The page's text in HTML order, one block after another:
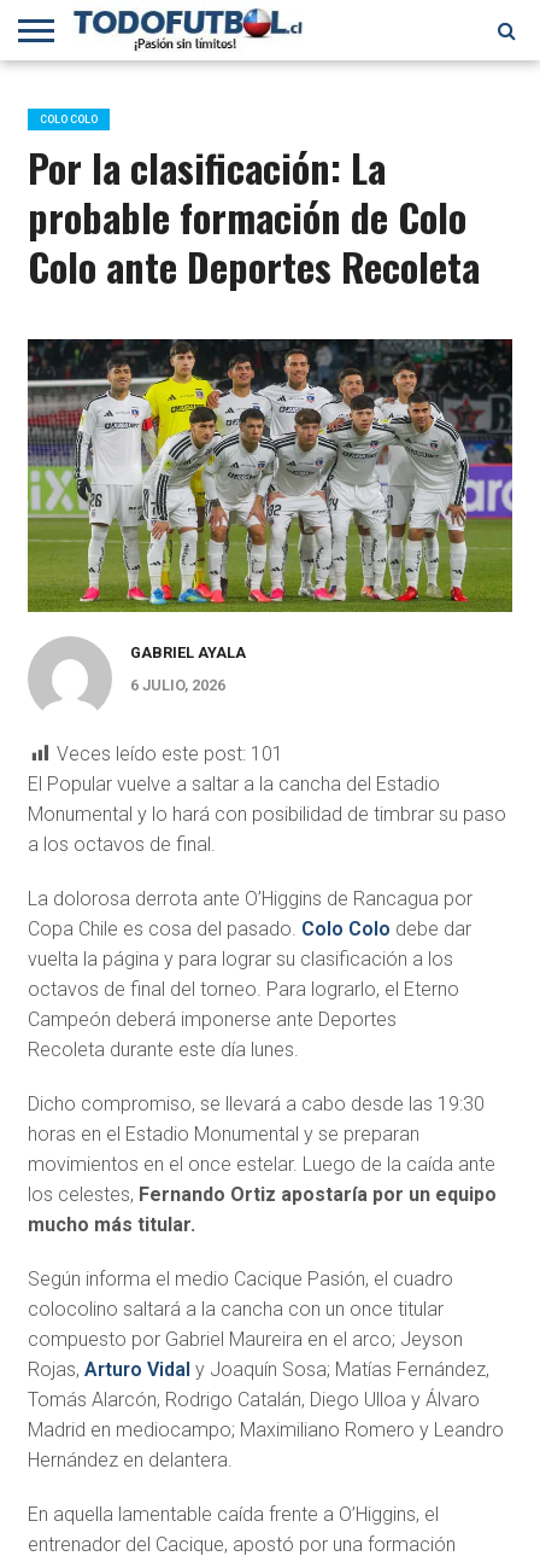
PRIMERA
B
SELECCIÓN
CHILENA
CHILENOS
EN EL
MUNDO
FÚTBOL
INTERNACIONAL
COLO COLO
Por la clasificación: La
probable formación de Colo
Colo ante Deportes Recoleta
GABRIEL AYALA
6 JULIO, 2026
Veces leído este post: 101
El Popular vuelve a saltar a la cancha del Estadio
Monumental y lo hará con posibilidad de timbrar su paso
a los octavos de final.
La dolorosa derrota ante O’Higgins de Rancagua por
Copa Chile es cosa del pasado. Colo Colo debe dar
vuelta la página y para lograr su clasificación a los
octavos de final del torneo. Para lograrlo, el Eterno
Campeón deberá imponerse ante Deportes
Recoleta durante este día lunes.
Dicho compromiso, se llevará a cabo desde las 19:30
horas en el Estadio Monumental y se preparan
movimientos en el once estelar. Luego de la caída ante
los celestes, Fernando Ortiz apostaría por un equipo
mucho más titular.
Según informa el medio Cacique Pasión, el cuadro
colocolino saltará a la cancha con un once titular
compuesto por Gabriel Maureira en el arco; Jeyson
Rojas, Arturo Vidal y Joaquín Sosa; Matías Fernández,
Tomás Alarcón, Rodrigo Catalán, Diego Ulloa y Álvaro
Madrid en mediocampo; Maximiliano Romero y Leandro
Hernández en delantera.
En aquella lamentable caída frente a O’Higgins, el
entrenador del Cacique, apostó por una formación